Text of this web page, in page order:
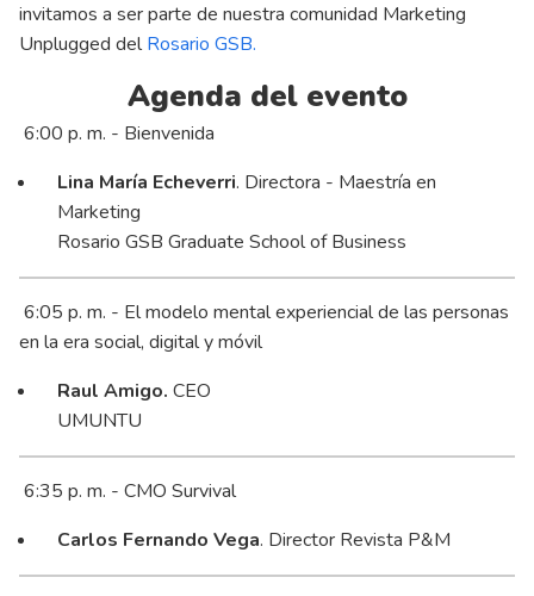
invitamos a ser parte de nuestra comunidad Marketing
Unplugged delRosario GSB.
Agenda del evento
6:00 p. m. - Bienvenida
Lina María Echeverri. Directora - Maestría en
Marketing
Rosario GSB Graduate School of Business
6:05 p. m. - El modelo mental experiencial de las personas
en la era social, digital y móvil
Raul Amigo. CEO
UMUNTU
6:35 p. m. - CMO Survival
Carlos Fernando Vega. Director Revista P&M